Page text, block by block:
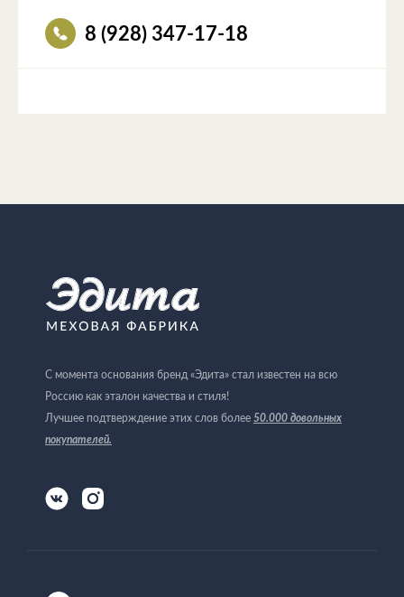
8 (928) 347-17-18
С момента основания бренд «Эдита» стал известен на всю
Россию как эталон качества и стиля!
Лучшее подтверждение этих слов более 50.000 довольных
покупателей.